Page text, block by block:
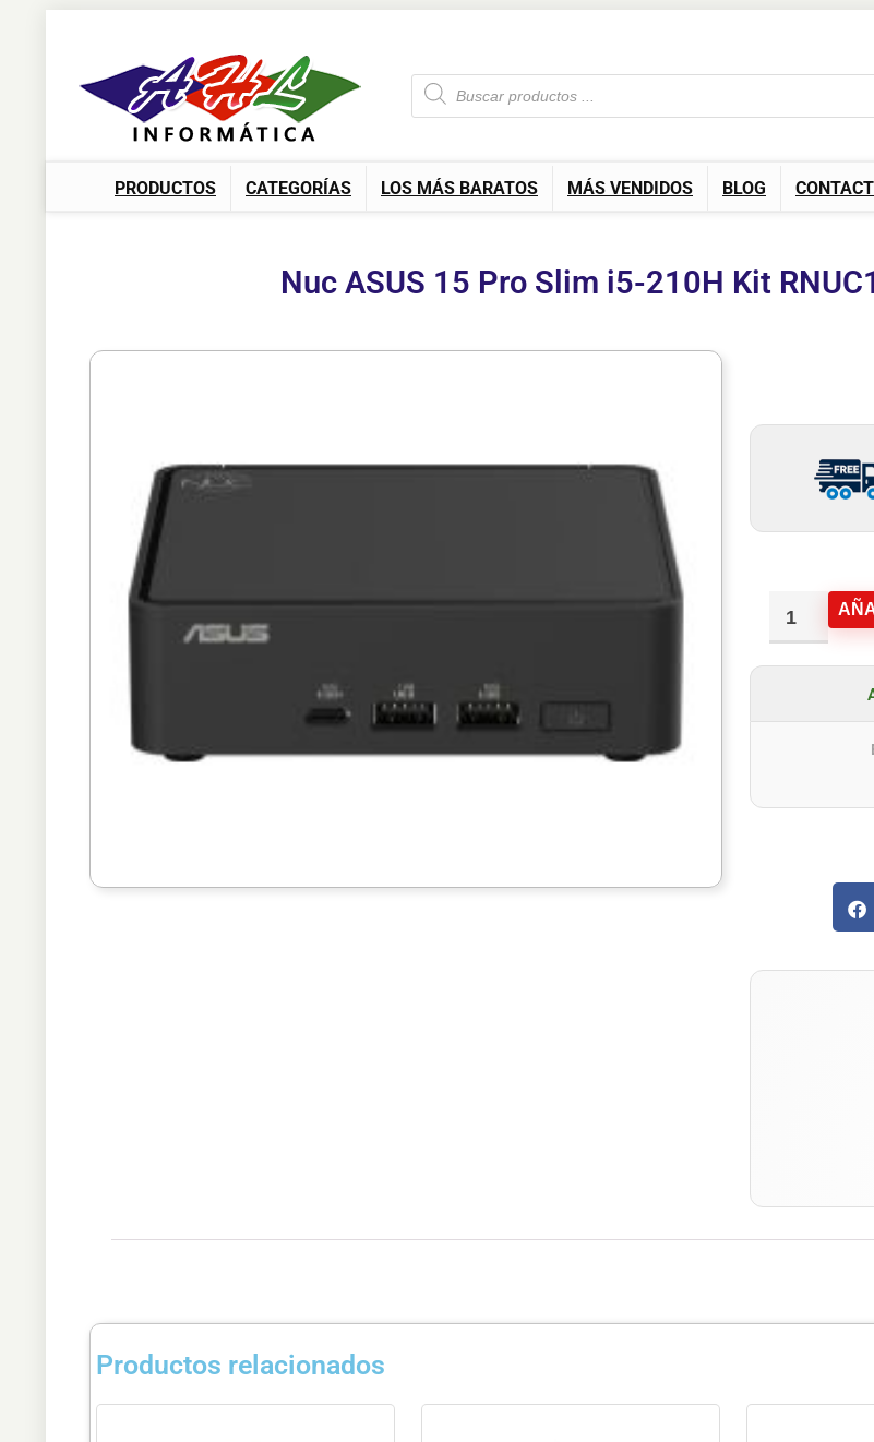
PRODUCTOS CATEGORÍAS LOS MÁS BARATOS MÁS VENDIDOS BLOG
Nuc ASUS 15 Pro Slim i5-210H Kit
Productos relacionados